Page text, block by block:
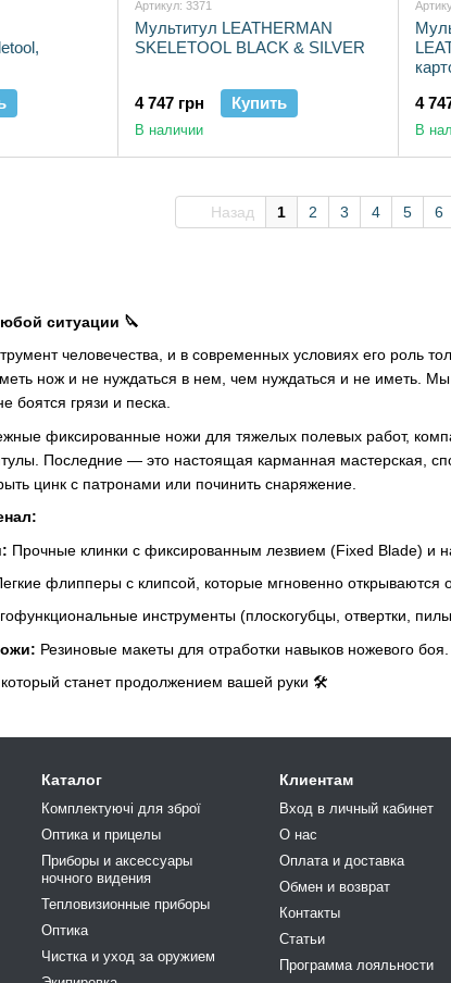
ситуации 🔪
человечества, и в современных условиях его роль
нож и не нуждаться в нем, чем нуждаться и не иметь.
боятся грязи и песка.
фиксированные ножи для тяжелых полевых работ,
Последние — это настоящая карманная мастерская,
цинк с патронами или починить снаряжение.
Прочные клинки с фиксированным лезвием (Fixed Blade) и
флипперы с клипсой, которые мгновенно открываются
инструменты (плоскогубцы, отвертки,
Резиновые макеты для отработки навыков ножевого боя.
станет продолжением вашей руки 🛠️
Артикул: 3371
Мультитул LEATHERMAN
SKELETOOL BLACK & SILVER
4 747 грн Купить
В наличии
4
В
Назад 1 2 3 4 5 6
Каталог
Комплектуючі для зброї
Оптика и прицелы
Приборы и аксессуары
ночного видения
Тепловизионные приборы
Оптика
Чистка и уход за оружием
Клиентам
Вход в личный кабинет
О нас
Оплата и доставка
Обмен и возврат
Контакты
Статьи
Программа лояльности